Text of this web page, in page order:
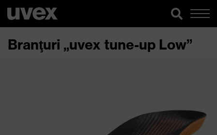
Branţuri „uvex tune-up Low”